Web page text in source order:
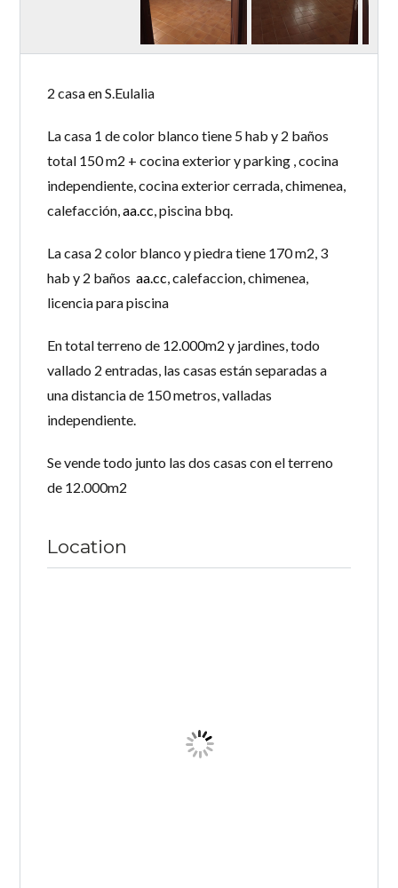
2 casa en S.Eulalia
La casa 1 de color blanco tiene 5 hab y 2 baños
total 150 m2 + cocina exterior y parking , cocina
independiente, cocina exterior cerrada, chimenea,
calefacción,aa.cc , piscina bbq.
La casa 2 color blanco y piedra tiene 170 m2, 3
hab y 2 bañosaa.cc , calefaccion, chimenea,
licencia para piscina
En total terreno de 12.000m2 y jardines, todo
vallado 2 entradas, las casas están separadas a
una distancia de 150 metros, valladas
independiente.
Se vende todo junto las dos casas con el terreno
de 12.000m2
Location